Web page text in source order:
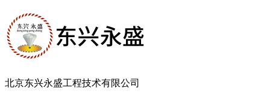
北京东兴永盛工程技术有限公司